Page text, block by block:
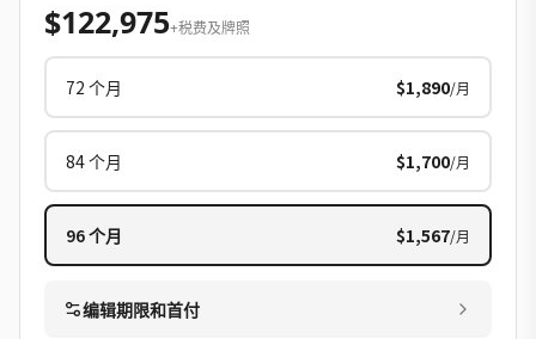
$122,975+税费及牌照
72 个月 $1,890/月
84个月 $1,700/月
96个月 $1,567/月
编辑期限和首付